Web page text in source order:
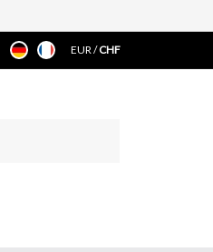
EUR/CHF